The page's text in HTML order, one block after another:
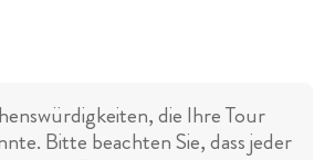
die Ihre Tour
Bitte beachten Sie, dass jeder